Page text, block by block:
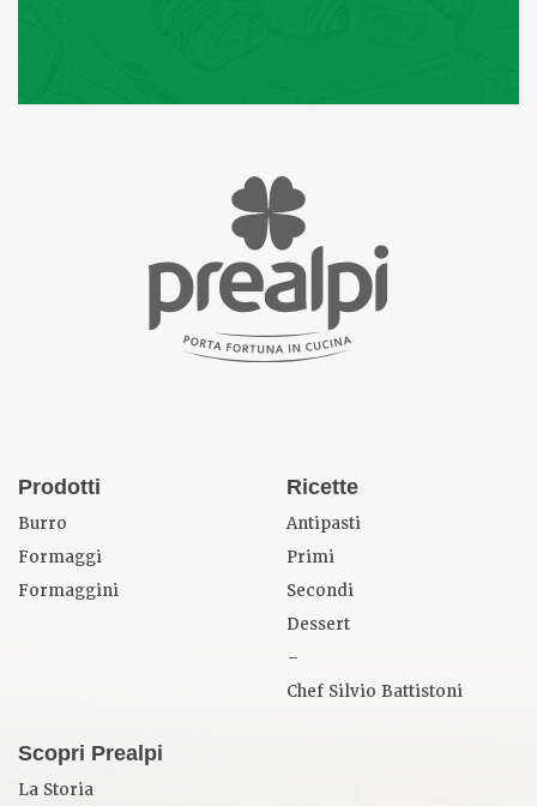
Prodotti
Burro
Formaggi
Formaggini
Ricette
Antipasti
Primi
Secondi
Dessert
–
Chef Silvio Battistoni
Scopri Prealpi
La Storia